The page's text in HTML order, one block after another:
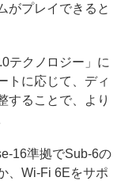
がプレイできると
テクノロジー」に
トに応じて、ディ
することで、より
16準拠でSub-6の
、Wi-Fi 6Eをサポ